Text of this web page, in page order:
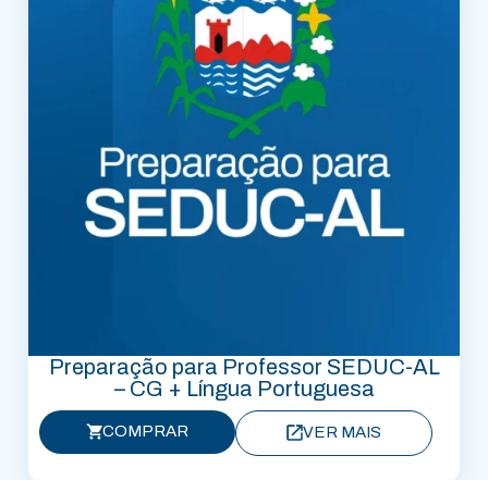
Preparação para Professor SEDUC-AL
– CG + Língua Portuguesa
COMPRAR VER MAIS